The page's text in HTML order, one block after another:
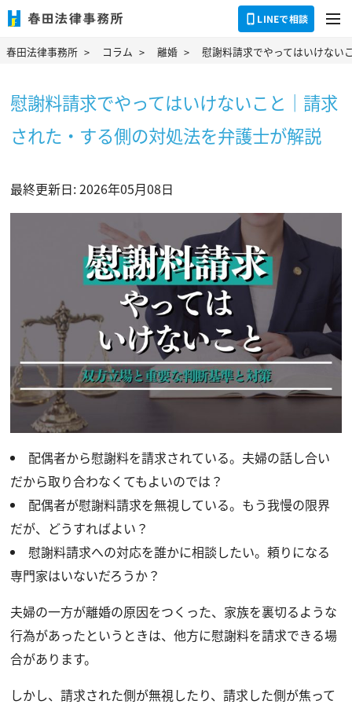
LINEで相談 dehaze
春田法律事務所 コラム 離婚 慰謝料請求でやってはいけない
慰謝料請求でやってはいけないこと｜請求
された・する側の対処法を弁護士が解説
最終更新日: 2026年05月08日
配偶者から慰謝料を請求されている。夫婦の話し合い
だから取り合わなくてもよいのでは？
配偶者が慰謝料請求を無視している。もう我慢の限界
だが、どうすればよい？
慰謝料請求への対応を誰かに相談したい。頼りになる
専門家はいないだろうか？
夫婦の一方が離婚の原因をつくった、家族を裏切るような
行為があったというときは、他方に慰謝料を請求できる場
合があります。
しかし、請求された側が無視したり、請求した側が焦って